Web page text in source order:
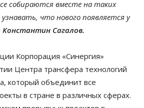
собираются вместе на таких
что нового появляется у
Константин Сагалов.
Корпорация «Синергия»
Центра трансфера технологий
который объединит все
в стране в различных сферах.